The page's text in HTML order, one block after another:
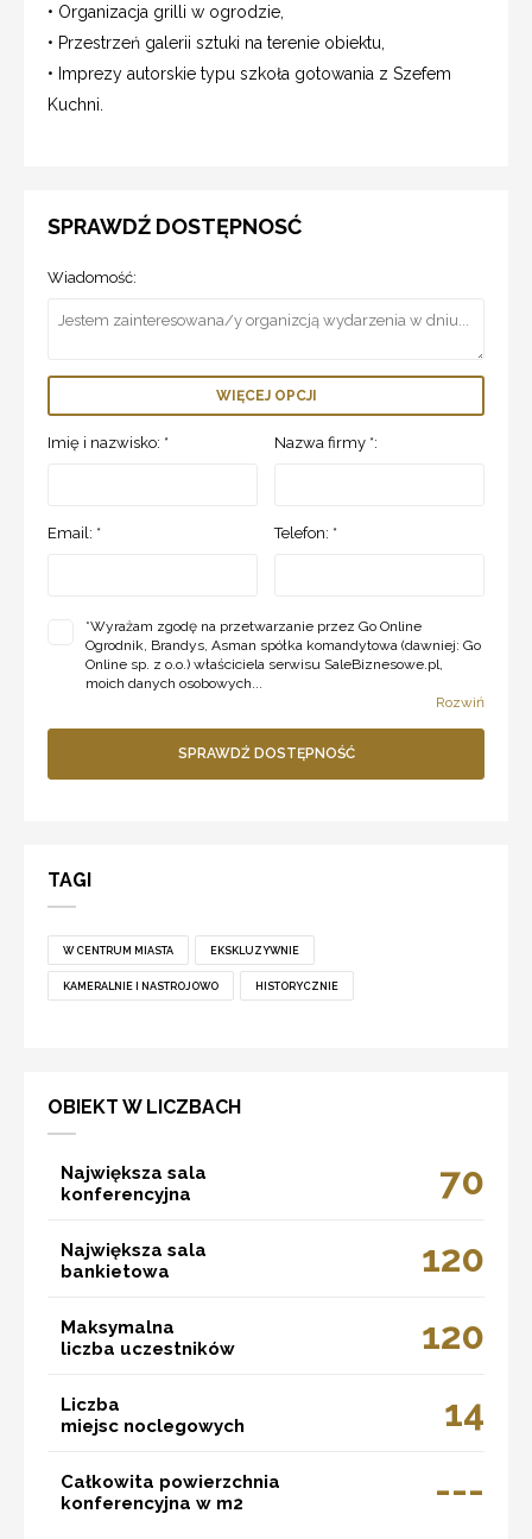
• Organizacja grilli w ogrodzie,
• Przestrzeń galerii sztuki na terenie obiektu,
• Imprezy autorskie typu szkoła gotowania z Szefem
Kuchni.
SPRAWDŹ DOSTĘPNOSĆ
Wiadomość:
WIĘCEJ OPCJI
Imię i nazwisko: * Nazwa firmy *:
Email: * Telefon: *
*Wyrażam zgodę na przetwarzanie przez Go Online
Ogrodnik, Brandys, Asman spółka komandytowa (dawniej: Go
Online sp. z o.o.) właściciela serwisu SaleBiznesowe.pl,
moich danych osobowych...
Rozwiń
SPRAWDŹ DOSTĘPNOŚĆ
TAGI
W CENTRUM MIASTA EKSKLUZYWNIE
KAMERALNIE I NASTROJOWO HISTORYCZNIE
OBIEKT W LICZBACH
Największa sala
konferencyjna
70
Największa sala
bankietowa
120
Maksymalna
liczba uczestników
120
Liczba
miejsc noclegowych
14
Całkowita powierzchnia
konferencyjna w m2
---